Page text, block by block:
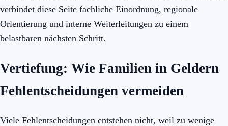
verbindet diese Seite fachliche Einordnung, regionale
Orientierung und interne Weiterleitungen zu einem
belastbaren nächsten Schritt.
Vertiefung: Wie Familien in Geldern
Fehlentscheidungen vermeiden
Viele Fehlentscheidungen entstehen nicht, weil zu wenige